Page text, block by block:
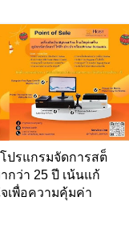
โปรแกรมจัดการสต็
กว่า 25 ปี เน้นแก้
เพื่อความคุ้มค่า